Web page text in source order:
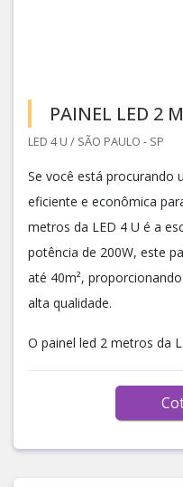
PAINEL LED 2
LED 4 U / SÃO PAULO - SP
Se você está procurando
eficiente e econômica
metros da LED 4 U é a
potência de 200W, este
até 40m²,
alta qualidade.
O painel led 2 metros da